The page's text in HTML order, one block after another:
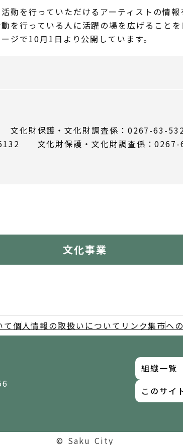
動を行っていただけるアーティストの情
を行っている人に活躍の場を広げることを
ジで10月1日より公開しています。
化財保護・文化財調査係：0267-63-
6132 文化財保護・文化財調査係：
文化事業
て 個人情報の取扱いについて リンク集市へ
組織一覧
このサイ
© Saku City